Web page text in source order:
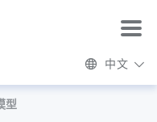
中文
型